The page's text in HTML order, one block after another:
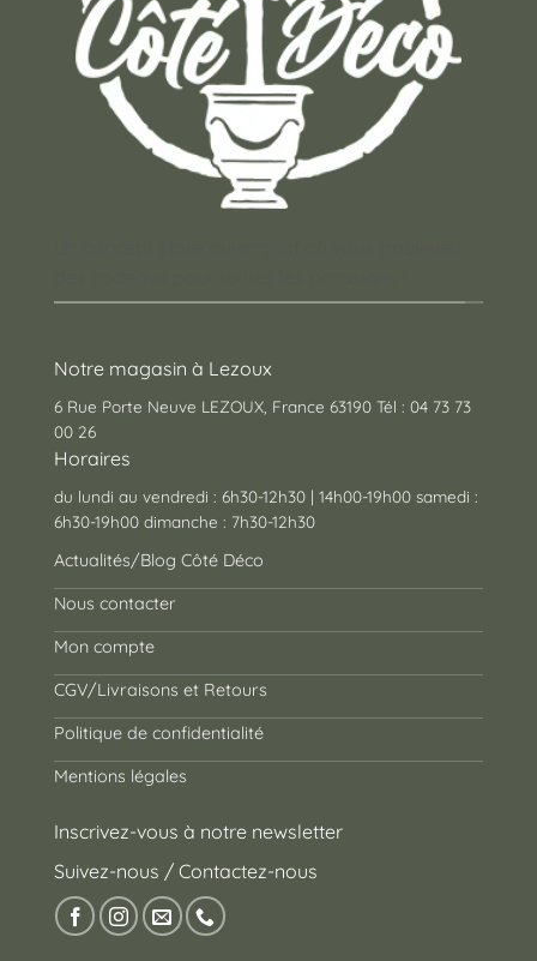
Notre magasin à Lezoux
6 Rue Porte Neuve LEZOUX, France 63190 Tél : 04 73 73
00 26
Horaires
du lundi au vendredi : 6h30-12h30 | 14h00-19h00 samedi :
6h30-19h00 dimanche : 7h30-12h30
Actualités/Blog Côté Déco
Nous contacter
Mon compte
CGV/Livraisons et Retours
Politique de confidentialité
Mentions légales
Inscrivez-vous à notre newsletter
Suivez-nous / Contactez-nous